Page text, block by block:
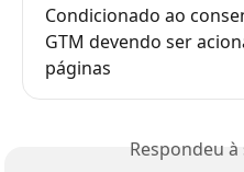
Condicionado ao
GTM devendo ser
páginas
Respondeu